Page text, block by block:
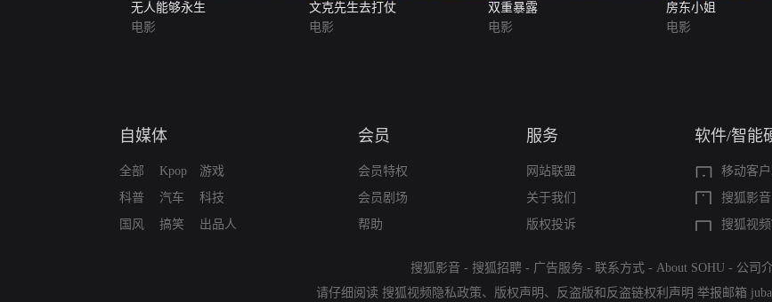
无人能够永生
电影
文克先生去打仗
电影
双重暴露
电影
房东小姐
电影
自媒体
全部
科普
国风
Kpop
汽车
搞笑
游戏
科技
出品人
会员
会员特权
会员剧场
帮助
服务
网站联盟
关于我们
版权投诉
软件/智能
移动客
搜狐影音
搜狐视
搜狐影音 - 搜狐招聘 - 广告服务 - 联系方式 - About SOHU - 公司
请仔细阅读 搜狐视频隐私政策、 版权声明 、 反盗版和反盗链权利声明 举报邮箱